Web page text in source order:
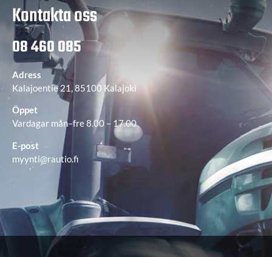
Kontakta oss
08 460 085
Adress
Kalajoentie 21, 85100 Kalajoki
Öppet
Vardagar mån–fre 8.00 – 17.00
E-post
myynti@rautio.fi